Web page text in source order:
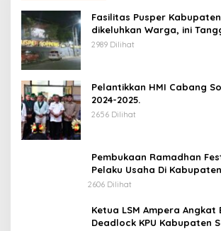
Fasilitas Pusper
dikeluhkan Warga, ini
Siapa.
2989 Dilihat
Pelantikkan HMI Cabang
2024-2025.
2656 Dilihat
Pembukaan Ramadhan
Pelaku Usaha Di
2606 Dilihat
Ketua LSM Ampera Angkat
Deadlock KPU Kabupaten